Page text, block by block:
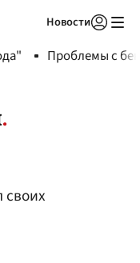
Новости
Проблемы с
своих